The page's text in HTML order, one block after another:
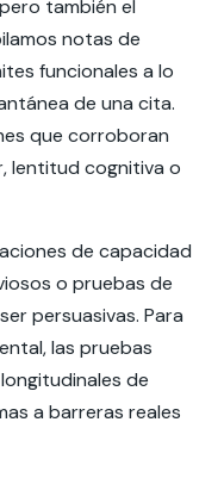
también el
notas de
funcionales a lo
de una cita.
que corroboran
lentitud cognitiva o
de capacidad
o pruebas de
persuasivas. Para
las pruebas
de
a barreras reales